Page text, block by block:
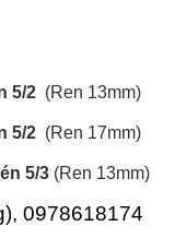
5/2 (Ren 13mm)
5/2 (Ren 17mm)
5/3 (Ren 13mm)
0978618174